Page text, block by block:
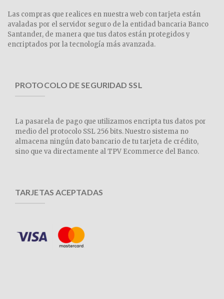
Las compras que realices en nuestra web con tarjeta están
avaladas por el servidor seguro de la entidad bancaria Banco
Santander, de manera que tus datos están protegidos y
encriptados por la tecnología más avanzada.
PROTOCOLO DE SEGURIDAD SSL
La pasarela de pago que utilizamos encripta tus datos por
medio del protocolo SSL 256 bits. Nuestro sistema no
almacena ningún dato bancario de tu tarjeta de crédito,
sino que va directamente al TPV Ecommerce del Banco.
TARJETAS ACEPTADAS